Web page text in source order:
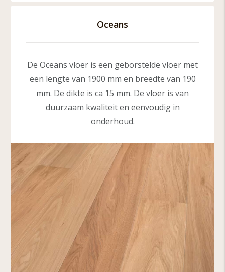
Oceans
De Oceans vloer is een geborstelde vloer met
een lengte van 1900 mm en breedte van 190
mm. De dikte is ca 15 mm. De vloer is van
duurzaam kwaliteit en eenvoudig in
onderhoud.